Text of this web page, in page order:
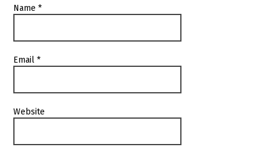
Name*
Email*
Website